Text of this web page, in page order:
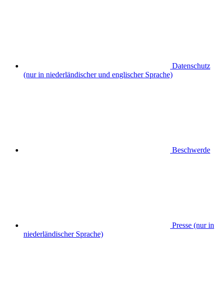
Datenschutz
(nur in niederländischer und englischer Sprache)
Beschwerde
Presse (nur in
niederländischer Sprache)